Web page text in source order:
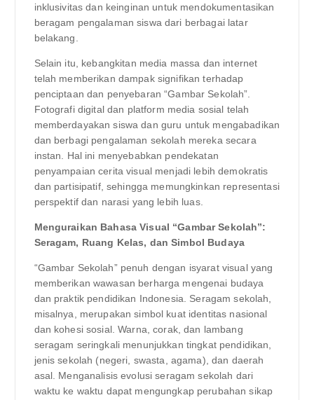
inklusivitas dan keinginan untuk mendokumentasikan
beragam pengalaman siswa dari berbagai latar
belakang.
Selain itu, kebangkitan media massa dan internet
telah memberikan dampak signifikan terhadap
penciptaan dan penyebaran “Gambar Sekolah”.
Fotografi digital dan platform media sosial telah
memberdayakan siswa dan guru untuk mengabadikan
dan berbagi pengalaman sekolah mereka secara
instan. Hal ini menyebabkan pendekatan
penyampaian cerita visual menjadi lebih demokratis
dan partisipatif, sehingga memungkinkan representasi
perspektif dan narasi yang lebih luas.
Menguraikan Bahasa Visual “Gambar Sekolah”:
Seragam, Ruang Kelas, dan Simbol Budaya
“Gambar Sekolah” penuh dengan isyarat visual yang
memberikan wawasan berharga mengenai budaya
dan praktik pendidikan Indonesia. Seragam sekolah,
misalnya, merupakan simbol kuat identitas nasional
dan kohesi sosial. Warna, corak, dan lambang
seragam seringkali menunjukkan tingkat pendidikan,
jenis sekolah (negeri, swasta, agama), dan daerah
asal. Menganalisis evolusi seragam sekolah dari
waktu ke waktu dapat mengungkap perubahan sikap